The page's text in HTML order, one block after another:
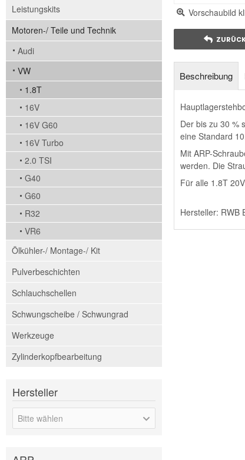
Vorschaubild
Beschreibung
Der bis zu 30 %
eine Standard
Mit ARP-
werden. Die
Für alle 1.8T
Hersteller: RWB
Leistungskits
Motoren-/ Teile und Technik
Audi
VW
1.8T
16V
16V G60
16V Turbo
2.0 TSI
G40
G60
R32
VR6
Ölkühler-/ Montage-/ Kit
Pulverbeschichten
Schlauchschellen
Schwungscheibe / Schwungrad
Werkzeuge
Zylinderkopfbearbeitung
Hersteller
Bitte wählen